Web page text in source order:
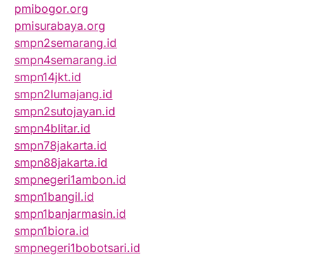
pmibogor.org
pmisurabaya.org
smpn2semarang.id
smpn4semarang.id
smpn14jkt.id
smpn2lumajang.id
smpn2sutojayan.id
smpn4blitar.id
smpn78jakarta.id
smpn88jakarta.id
smpnegeri1ambon.id
smpn1bangil.id
smpn1banjarmasin.id
smpn1biora.id
smpnegeri1bobotsari.id